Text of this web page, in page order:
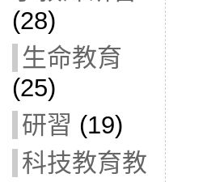
(28)
生命教育
(25)
研習 (19)
科技教育教